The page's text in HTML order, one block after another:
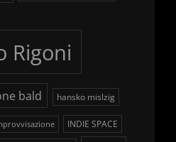
Rigoni
bald hansko mislzig
INDIE SPACE